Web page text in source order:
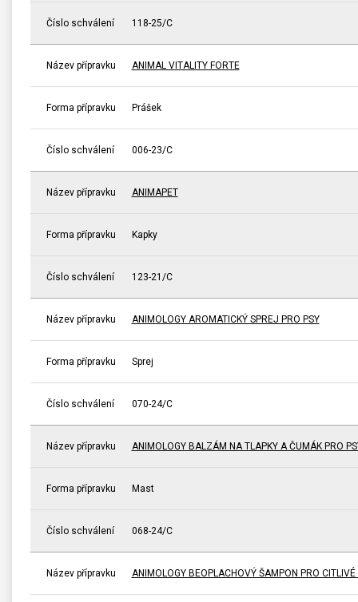
Číslo schválení 118-25/C
Název přípravku ANIMAL VITALITY FORTE
Forma přípravku Prášek
Číslo schválení 006-23/C
Název přípravku ANIMAPET
Forma přípravku Kapky
Číslo schválení 123-21/C
Název přípravku ANIMOLOGY AROMATICKÝ SPREJ PRO PSY
Forma přípravku Sprej
Číslo schválení 070-24/C
Název přípravku ANIMOLOGY BALZÁM NA TLAPKY A ČUMÁK PRO
Forma přípravku Mast
Číslo schválení 068-24/C
Název přípravku ANIMOLOGY BEOPLACHOVÝ ŠAMPON PRO CITLIVÉ